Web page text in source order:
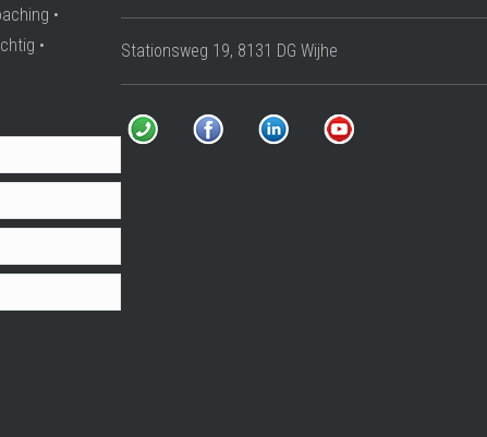
•
•
Stationsweg 19, 8131 DG Wijhe